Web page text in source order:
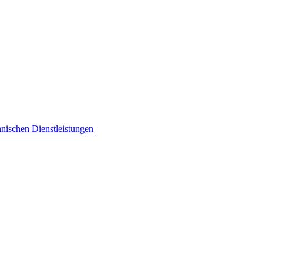
Dienstleistungen